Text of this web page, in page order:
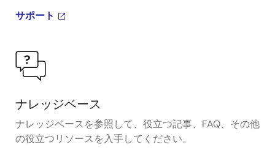
サポート
ナレッジベース
ナレッジベースを参照して、役立つ記事、FAQ、その他
の役立つリソースを入手してください。